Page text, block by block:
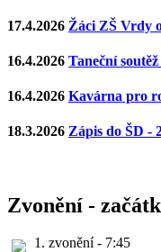
17.4.2026 Žáci ZŠ Vrdy
16.4.2026 Taneční
16.4.2026 Kavárna pro
18.3.2026 Zápis do ŠD -
Zvonění -
1. zvonění - 7:45